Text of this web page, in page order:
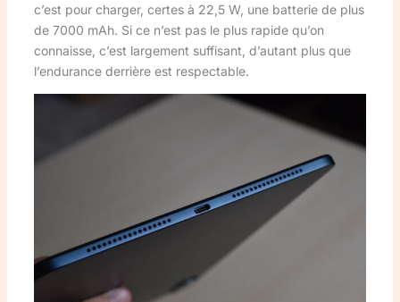
c’est pour charger, certes à 22,5 W, une batterie de plus
de 7000 mAh. Si ce n’est pas le plus rapide qu’on
connaisse, c’est largement suffisant, d’autant plus que
l’endurance derrière est respectable.